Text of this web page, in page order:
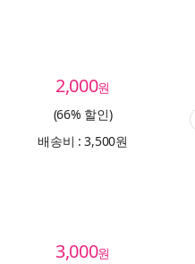
2,000원
(66% 할인)
배송비 : 3,500원
3,000원